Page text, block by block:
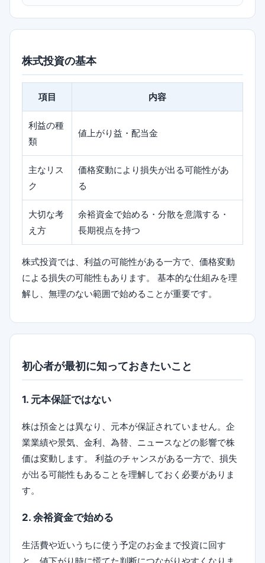
株式投資の基本
項目 内容
利益の種
類
値上がり益・配当金
主なリス
ク
価格変動により損失が出る可能性があ
る
大切な考
え方
余裕資金で始める・分散を意識する・
長期視点を持つ
株式投資では、利益の可能性がある一方で、価格変動
による損失の可能性もあります。 基本的な仕組みを理
解し、無理のない範囲で始めることが重要です。
初心者が最初に知っておきたいこと
1. 元本保証ではない
株は預金とは異なり、元本が保証されていません。企
業業績や景気、金利、為替、ニュースなどの影響で株
価は変動します。 利益のチャンスがある一方で、損失
が出る可能性もあることを理解しておく必要がありま
す。
2. 余裕資金で始める
生活費や近いうちに使う予定のお金まで投資に回す